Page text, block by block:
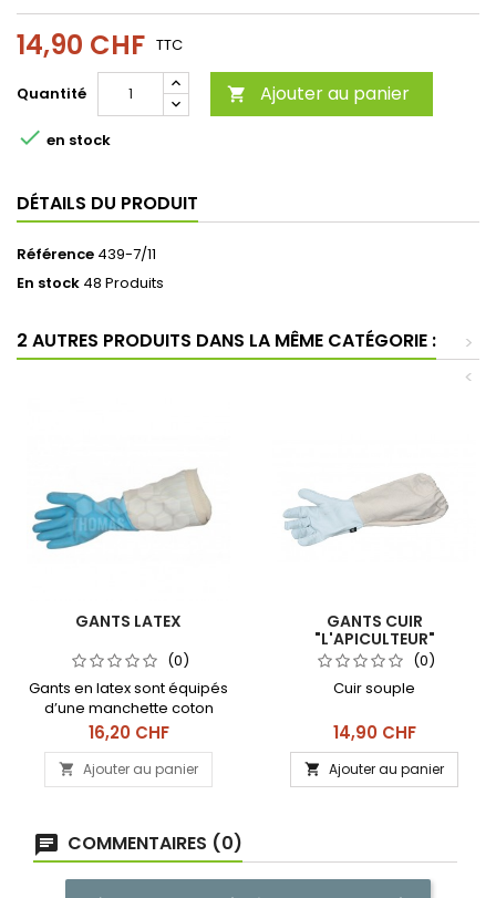
14,90 CHF TTC
Quantité  Ajouter au panier
 en stock
DÉTAILS DU PRODUIT
Référence 439-7/11
En stock 48 Produits
2 AUTRES PRODUITS DANS LA MÊME CATÉGORIE :
>
<
GANTS LATEX
(0)
Gants en latex sont équipés
d’une manchette coton
Prix
16,20 CHF
 Ajouter au panier
GANTS CUIR
"L'APICULTEUR"
(0)
Cuir souple
Prix
14,90 CHF
 Ajouter au panier
COMMENTAIRES (0)